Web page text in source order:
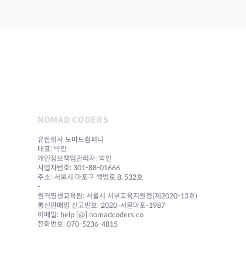
NOMAD CODERS
유한회사 노마드컴퍼니
대표: 박인
개인정보책임관리자: 박인
사업자번호: 301-88-01666
주소: 서울시 마포구 백범로 8, 532호
-
원격평생교육원: 서울시 서부교육지원청(제2020-13호)
통신판매업 신고번호: 2020-서울마포-1987
이메일: help [@] nomadcoders.co
전화번호: 070-5236-4815